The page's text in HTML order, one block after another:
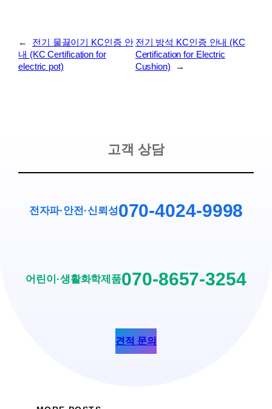
←
전기 물끓이기 KC인증 안
내 (KC Certification for
electric pot)
전기 방석 KC인증 안내 (KC
Certification for Electric
Cushion)
→
고객 상담
전자파·안전 ·신뢰성070-4024-9998
어린이·생활화학제품070-8657-3254
견적 문의